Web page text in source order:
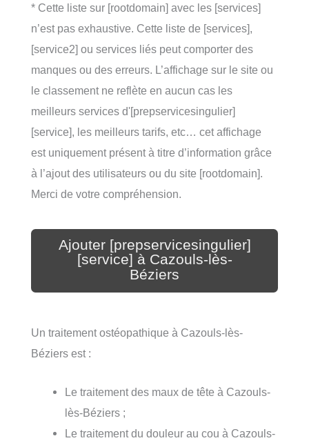
* Cette liste sur [rootdomain] avec les [services]
n’est pas exhaustive. Cette liste de [services],
[service2] ou services liés peut comporter des
manques ou des erreurs. L’affichage sur le site ou
le classement ne reflète en aucun cas les
meilleurs services d'[prepservicesingulier]
[service], les meilleurs tarifs, etc… cet affichage
est uniquement présent à titre d’information grâce
à l’ajout des utilisateurs ou du site [rootdomain].
Merci de votre compréhension.
Ajouter [prepservicesingulier]
[service] à Cazouls-lès-
Béziers
Un traitement ostéopathique à Cazouls-lès-
Béziers est :
Le traitement des maux de tête à Cazouls-
lès-Béziers ;
Le traitement du douleur au cou à Cazouls-